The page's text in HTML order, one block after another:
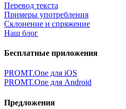
Перевод текста
Примеры употребления
Склонение и спряжение
Наш блог
Бесплатные приложения
PROMT.One для iOS
PROMT.One для Android
Предложения